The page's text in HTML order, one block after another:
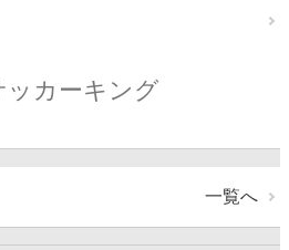
ッカーキング
一覧へ